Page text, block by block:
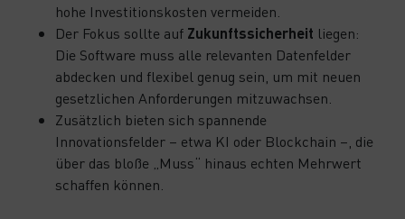
hohe Investitionskosten vermeiden.
Der Fokus sollte auf Zukunftssicherheit liegen:
Die Software muss alle relevanten Datenfelder
abdecken und flexibel genug sein, um mit neuen
gesetzlichen Anforderungen mitzuwachsen.
Zusätzlich bieten sich spannende
Innovationsfelder – etwa KI oder Blockchain –, die
über das bloße „Muss“ hinaus echten Mehrwert
schaffen können.